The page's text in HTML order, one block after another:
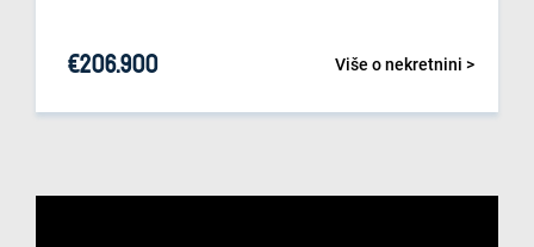
Više o nekretnini >
€206.900